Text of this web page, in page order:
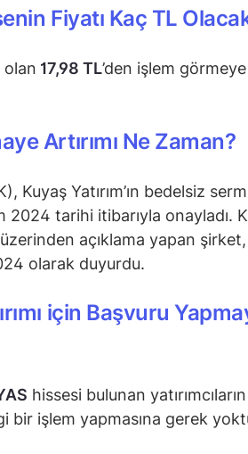
Fiyatı Kaç TL
olan 17,98 TL’den işlem görmeye
Artırımı Ne Zaman?
Kuyaş Yatırım’ın bedelsiz
2024 tarihi itibarıyla onayladı.
açıklama yapan şirket,
olarak duyurdu.
için Başvuru
hissesi bulunan
bir işlem yapmasına gerek